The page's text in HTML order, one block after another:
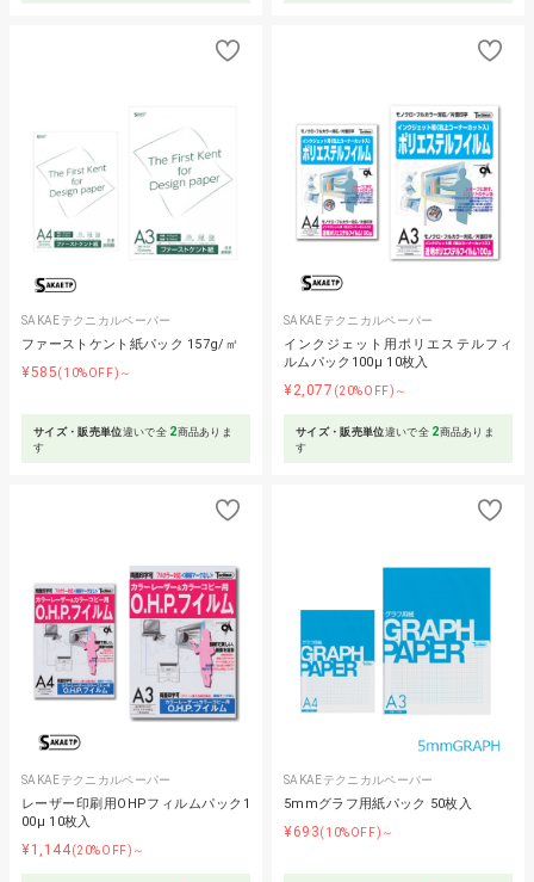
SAKAEテクニカルペーパー
ファーストケント紙パック 157g/㎡
¥585(10%OFF)～
サイズ・販売単位違いで全 2商品ありま
す
SAKAEテクニカルペーパー
インクジェット用ポリエステルフィ
ルムパック100μ 10枚入
¥2,077 (20%OFF)～
サイズ・販売単位違いで全 2商品ありま
す
SAKAEテクニカルペーパー
レーザー印刷用OHPフィルムパック1
00μ 10枚入
¥1,144(20%OFF)～
SAKAEテクニカルペーパー
5mmグラフ用紙パック 50枚入
¥693(10%OFF)～